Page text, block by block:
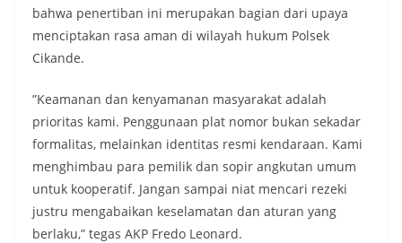
bahwa penertiban ini merupakan bagian dari upaya
menciptakan rasa aman di wilayah hukum Polsek
Cikande.
​”Keamanan dan kenyamanan masyarakat adalah
prioritas kami. Penggunaan plat nomor bukan sekadar
formalitas, melainkan identitas resmi kendaraan. Kami
menghimbau para pemilik dan sopir angkutan umum
untuk kooperatif. Jangan sampai niat mencari rezeki
justru mengabaikan keselamatan dan aturan yang
berlaku,” tegas AKP Fredo Leonard.